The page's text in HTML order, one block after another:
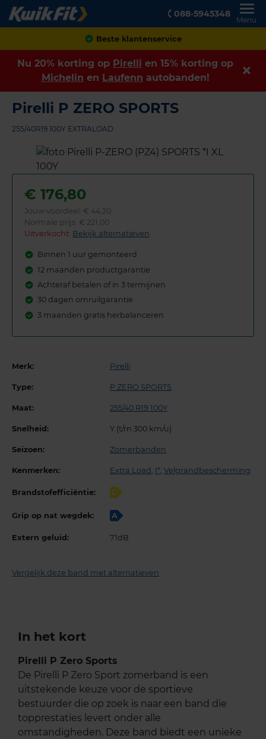
088-5945348
Menu
Achteraf betalen
Nu 20% korting op Pirelli en 15% korting op
Michelin en Laufenn autobanden!
Pirelli P ZERO SPORTS
255/40R19 100Y EXTRALOAD
€ 176,80
Jouw voordeel: € 44,20
Normale prijs: € 221,00
Uitverkocht: Bekijk alternatieven
Binnen 1 uur gemonteerd
12 maanden productgarantie
Achteraf betalen of in 3 termijnen
30 dagen omruilgarantie
3 maanden gratis herbalanceren
Merk: Pirelli
Type: P ZERO SPORTS
Maat: 255/40 R19 100Y
Snelheid: Y (t/m 300 km/u)
Seizoen: Zomerbanden
Kenmerken: Extra Load , I*, Velgrandbescherming
Brandstofefficiëntie: C
Grip op nat wegdek: A
Extern geluid: 71dB
Vergelijk deze band met alternatieven
In het kort
Pirelli P Zero Sports
De Pirelli P Zero Sport zomerband is een
uitstekende keuze voor de sportieve
bestuurder die op zoek is naar een band die
topprestaties levert onder alle
omstandigheden. Deze band biedt een unieke